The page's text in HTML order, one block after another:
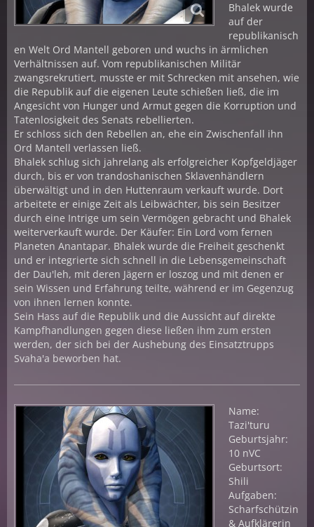
Bhalek wurde
auf der
republikanisch
en Welt Ord Mantell geboren und wuchs in ärmlichen
Verhältnissen auf. Vom republikanischen Militär
zwangsrekrutiert, musste er mit Schrecken mit ansehen, wie
die Republik auf die eigenen Leute schießen ließ, die im
Angesicht von Hunger und Armut gegen die Korruption und
Tatenlosigkeit des Senats rebellierten.
Er schloss sich den Rebellen an, ehe ein Zwischenfall ihn
Ord Mantell verlassen ließ.
Bhalek schlug sich jahrelang als erfolgreicher Kopfgeldjäger
durch, bis er von trandoshanischen Sklavenhändlern
überwältigt und in den Huttenraum verkauft wurde. Dort
arbeitete er einige Zeit als Leibwächter, bis sein Besitzer
durch eine Intrige um sein Vermögen gebracht und Bhalek
weiterverkauft wurde. Der Käufer: Ein Lord vom fernen
Planeten Anantapar. Bhalek wurde die Freiheit geschenkt
und er integrierte sich schnell in die Lebensgemeinschaft
der Dau'leh, mit deren Jägern er loszog und mit denen er
sein Wissen und Erfahrung teilte, während er im Gegenzug
von ihnen lernen konnte.
Sein Hass auf die Republik und die Aussicht auf direkte
Kampfhandlungen gegen diese ließen ihm zum ersten
werden, der sich bei der Aushebung des Einsatztrupps
Svaha'a beworben hat.
Name:
Tazi'turu
Geburtsjahr:
10 nVC
Geburtsort:
Shili
Aufgaben:
Scharfschützin
& Aufklärerin